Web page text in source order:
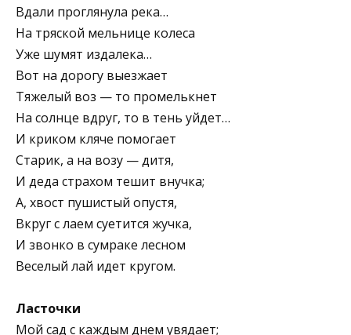
Вдали проглянула река…
На тряской мельнице колеса
Уже шумят издалека…
Вот на дорогу выезжает
Тяжелый воз — то промелькнет
На солнце вдруг, то в тень уйдет…
И криком кляче помогает
Старик, а на возу — дитя,
И деда страхом тешит внучка;
А, хвост пушистый опустя,
Вкруг с лаем суетится жучка,
И звонко в сумраке лесном
Веселый лай идет кругом.
Ласточки
Мой сад с каждым днем увядает;